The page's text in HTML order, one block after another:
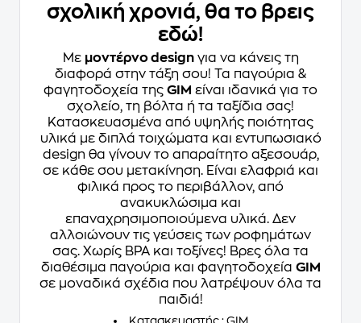
σχολική χρονιά, θα το βρεις
εδώ!
Με μοντέρνο designγια να κάνεις τη
διαφορά στην τάξη σου! Τα παγούρια &
φαγητοδοχεία της GIM είναι ιδανικά για το
σχολείο, τη βόλτα ή τα ταξίδια σας!
Κατασκευασμένα από υψηλής ποιότητας
υλικά με διπλά τοιχώματα και εντυπωσιακό
design θα γίνουν το απαραίτητο αξεσουάρ,
σε κάθε σου μετακίνηση. Είναι ελαφριά και
φιλικά προς το περιβάλλον, από
ανακυκλώσιμα και
επαναχρησιμοποιούμενα υλικά. Δεν
αλλοιώνουν τις γεύσεις των ροφημάτων
σας. Χωρίς BPA και τοξίνες! Βρες όλα τα
διαθέσιμα παγούρια και φαγητοδοχεία GIM
σε μοναδικά σχέδια που λατρέψουν όλα τα
παιδιά!
Κατασκευαστής : GIM